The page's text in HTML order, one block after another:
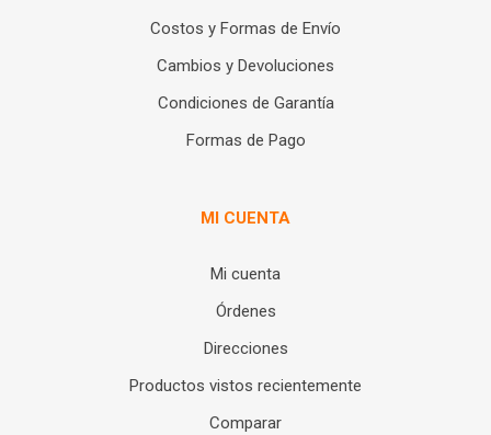
Costos y Formas de Envío
Cambios y Devoluciones
Condiciones de Garantía
Formas de Pago
MI CUENTA
Mi cuenta
Órdenes
Direcciones
Productos vistos recientemente
Comparar